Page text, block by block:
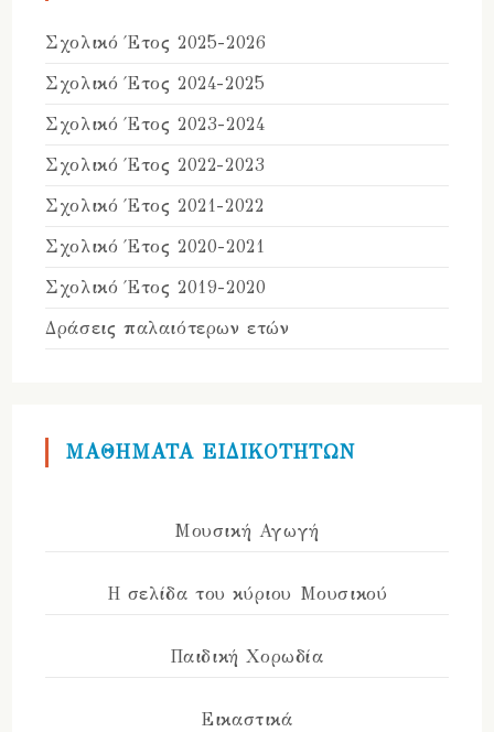
Σχολικό Έτος 2025-2026
Σχολικό Έτος 2024-2025
Σχολικό Έτος 2023-2024
Σχολικό Έτος 2022-2023
Σχολικό Έτος 2021-2022
Σχολικό Έτος 2020-2021
Σχολικό Έτος 2019-2020
Δράσεις παλαιότερων ετών
ΜΑΘΗΜΑΤΑ ΕΙΔΙΚΟΤΗΤΩΝ
Μουσική Αγωγή
Η σελίδα του κύριου Μουσικού
Παιδική Χορωδία
Εικαστικά